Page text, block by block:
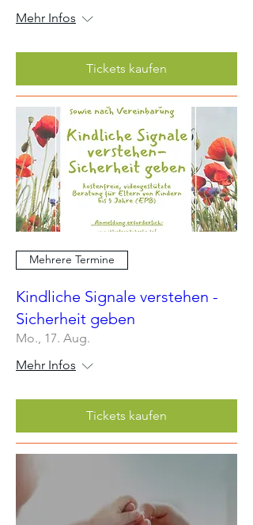
Mehr Infos
Tickets kaufen
Mehrere Termine
Kindliche Signale verstehen -
Sicherheit geben
Mo., 17. Aug.
Mehr Infos
Tickets kaufen